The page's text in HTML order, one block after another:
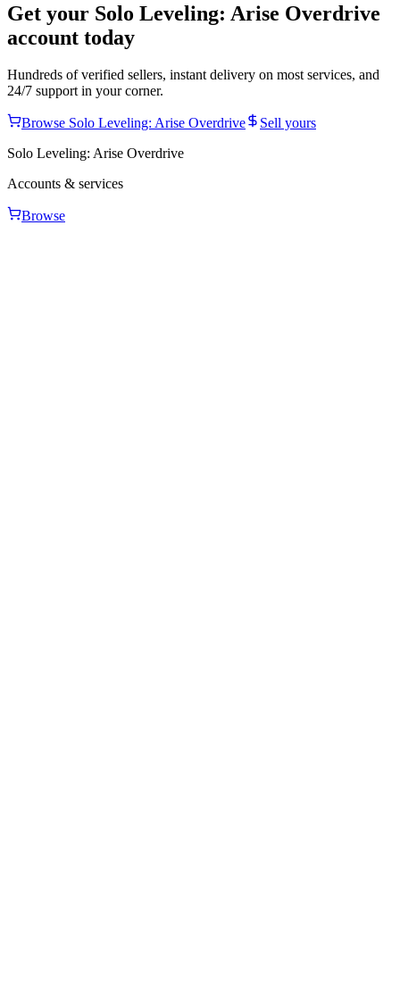
Get your Solo Leveling: Arise Overdrive
account today
Hundreds of verified sellers, instant delivery on most services, and
24/7 support in your corner.
Browse Solo Leveling: Arise Overdrive
Sell yours
Solo Leveling: Arise Overdrive
Accounts & services
Browse